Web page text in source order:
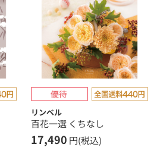
リンベル
百花一選 くちなし
17,490 円(税込)